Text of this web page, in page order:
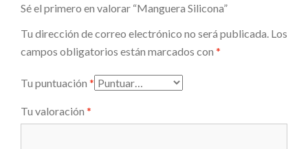
Sé el primero en valorar “Manguera Silicona”
Tu dirección de correo electrónico no será publicada. Los
campos obligatorios están marcados con *
Tu puntuación *
Tu valoración *